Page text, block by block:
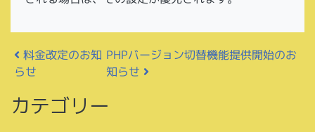
投稿ナビゲーション
料金改定のお知
らせ
PHPバージョン切替機能提供開始のお
知らせ
カテゴリー